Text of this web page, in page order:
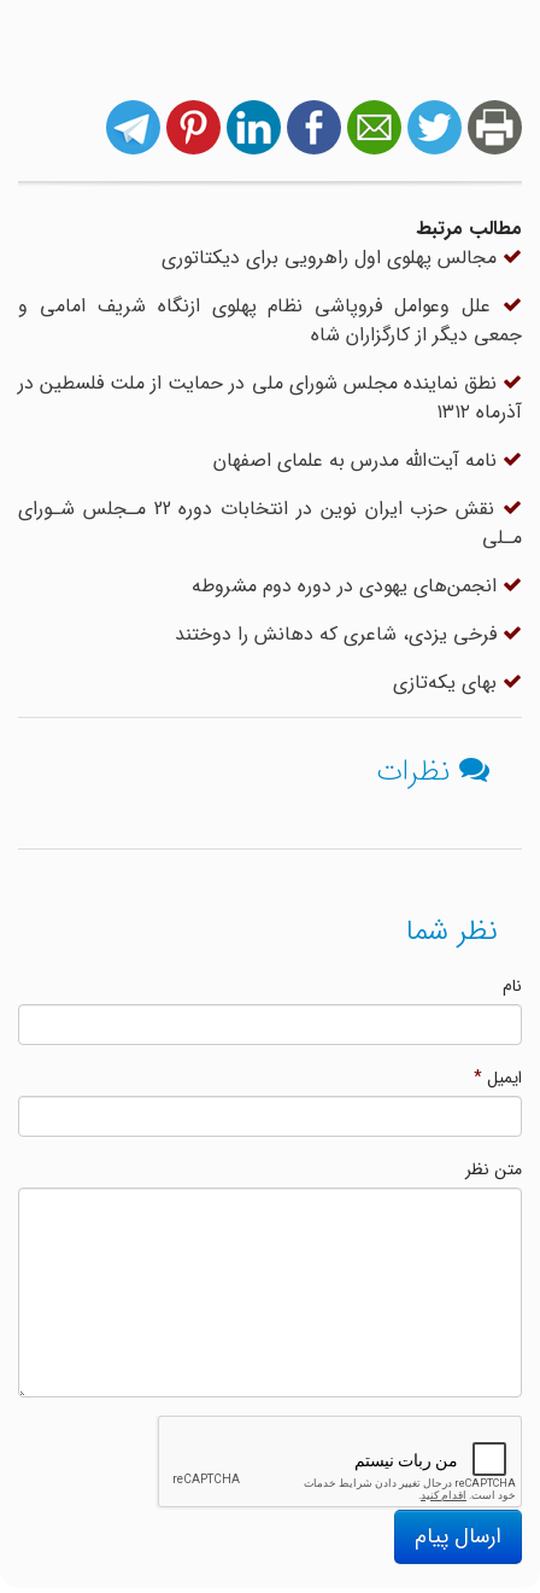
مطالب مرتبط
مجالس پهلوی اول راهرویی برای دیکتاتوری
علل وعوامل فروپاشی نظام پهلوی ازنگاه شریف امامی و
جمعی دیگر از کارگزاران شاه
نطق نماینده مجلس شورای ملی در حمایت از ملت فلسطین در
آذرماه ۱۳۱۲
نامه آیت‌الله مدرس به علمای اصفهان
نقش حزب ایران نوین‌ در‌ انتخابات‌‌ دوره 22 مـجلس شـورای
مـلی
انجمن‌های یهودی در دوره دوم مشروطه
فرخی یزدی، شاعری که دهانش را دوختند
بهای یکه‌تازی
نظرات
نظر شما
ایمیل*
متن نظر
ارسال پیام